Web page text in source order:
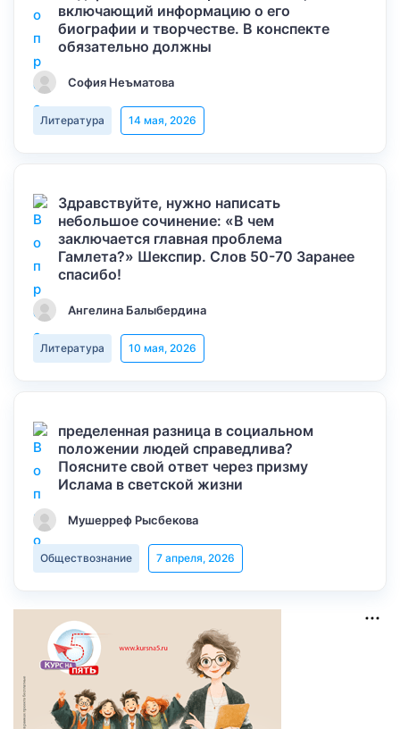
включающий информацию о его
биографии и творчестве. В конспекте
обязательно должны
София Неъматова
Литература 14 мая, 2026
Здравствуйте, нужно написать
небольшое сочинение: «В чем
заключается главная проблема
Гамлета?» Шекспир. Слов 50-70 Заранее
спасибо!
Ангелина Балыбердина
Литература 10 мая, 2026
пределенная разница в социальном
положении людей справедлива?
Поясните свой ответ через призму
Ислама в светской жизни
Мушерреф Рысбекова
Обществознание 7 апреля, 2026